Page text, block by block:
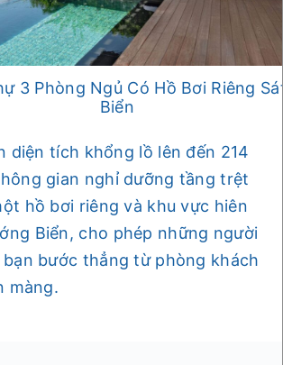
3 Phòng Ngủ Có Hồ Bơi Riêng
Biển
diện tích khổng lồ lên đến 214
gian nghỉ dưỡng tầng trệt
hồ bơi riêng và khu vực hiên
Biển, cho phép những người
bước thẳng từ phòng khách
màng.